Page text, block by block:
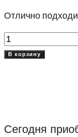
Отлично
Количество
товара
см
В корзину
Сегодня